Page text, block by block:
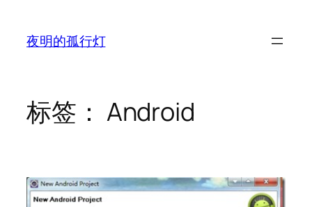
夜明的孤行灯
标签： Android